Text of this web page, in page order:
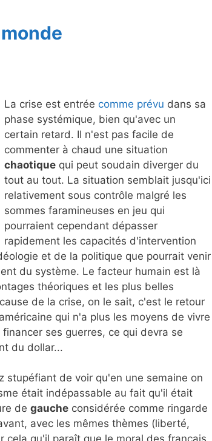
La crise est entrée comme prévu dans sa
phase systémique, bien qu'avec un
certain retard. Il n'est pas facile de
commenter à chaud une situation
chaotique qui peut soudain diverger du
tout au tout. La situation semblait jusqu'ici
relativement sous contrôle malgré les
sommes faramineuses en jeu qui
pourraient cependant dépasser
rapidement les capacités d'intervention
et de la politique que pourrait venir
du système. Le facteur humain est là
théoriques et les plus belles
de la crise, on le sait, c'est le retour
qui n'a plus les moyens de vivre
ses guerres, ce qui devra se
du dollar...
stupéfiant de voir qu'en une semaine on
était indépassable au fait qu'il était
de gauche considérée comme ringarde
avec les mêmes thèmes (liberté,